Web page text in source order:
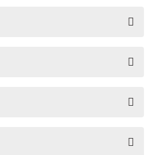
soru sorulmamış.
noktaları öneri formunu